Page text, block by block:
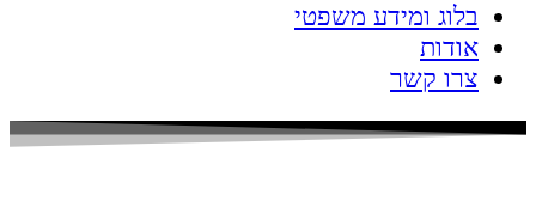
בלוג ומידע משפטי
אודות
צרו קשר